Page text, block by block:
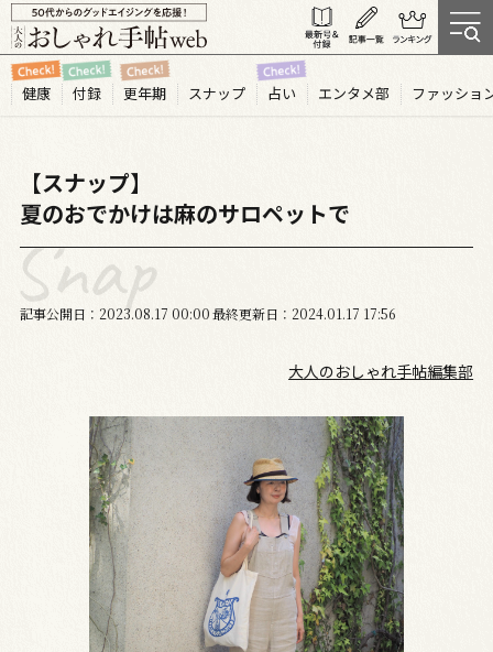
健康 付録 更年期 スナップ 占い エンタメ部 ファッショ
【スナップ】
夏のおでかけは麻のサロペットで
記事公開日 2023.08 17 00:00最終更新日 2024.01.17 17:56
大人のおしゃれ手帖編集部